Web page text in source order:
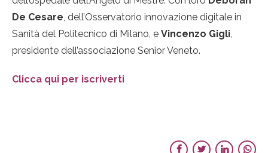
De Cesare, dell’Osservatorio innovazione digitale in
Sanità del Politecnico di Milano, e Vincenzo Gigli,
presidente dell’associazione Senior Veneto.
Clicca qui per iscriverti